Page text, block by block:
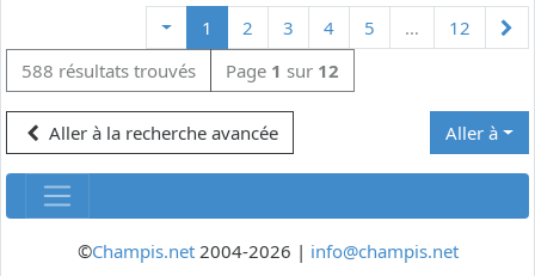
1 2 3 4 5 … 12
588 résultats trouvés
Page 1 sur 12
Aller à la recherche avancée Aller à
©Champis.net2004-2026 | info@champis.net